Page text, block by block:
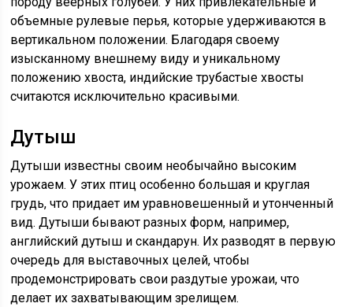
объемные рулевые перья, которые удерживаются в
вертикальном положении. Благодаря своему
изысканному внешнему виду и уникальному
положению хвоста, индийские трубастые хвосты
считаются исключительно красивыми.
Дутыш
Дутыши известны своим необычайно высоким
урожаем. У этих птиц особенно большая и круглая
грудь, что придает им уравновешенный и утонченный
вид. Дутыши бывают разных форм, например,
английский дутыш и скандарун. Их разводят в первую
очередь для выставочных целей, чтобы
продемонстрировать свои раздутые урожаи, что
делает их захватывающим зрелищем.